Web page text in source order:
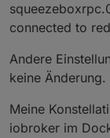
connected to
Andere
keine Änderung.
Meine
iobroker im